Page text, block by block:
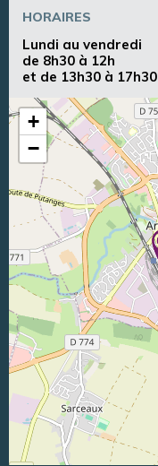
HORAIRES
Lundi au vendredi
de 8h30 à 12h
et de 13h30 à 17h30
+
−